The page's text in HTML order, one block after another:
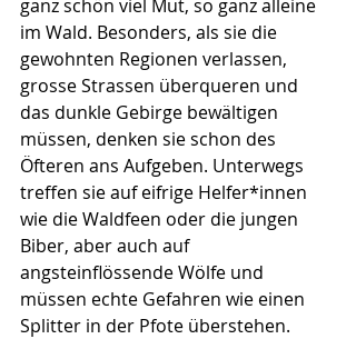
ganz schön viel Mut, so ganz alleine
im Wald. Besonders, als sie die
gewohnten Regionen verlassen,
grosse Strassen überqueren und
das dunkle Gebirge bewältigen
müssen, denken sie schon des
Öfteren ans Aufgeben. Unterwegs
treffen sie auf eifrige Helfer*innen
wie die Waldfeen oder die jungen
Biber, aber auch auf
angsteinflössende Wölfe und
müssen echte Gefahren wie einen
Splitter in der Pfote überstehen.